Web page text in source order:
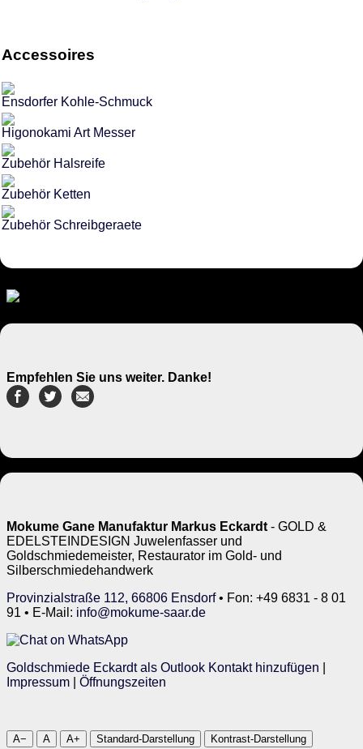
Accessoires
Ensdorfer Kohle-Schmuck
Higonokami Art Messer
Zubehör Halsreife
Zubehör Ketten
Zubehör Schreibgeraete
Empfehlen Sie uns weiter. Danke!
Mokume Gane Manufaktur Markus Eckardt - GOLD &
EDELSTEINDESIGN Juwelenfasser und
Goldschmiedemeister, Restaurator im Gold- und
Silberschmiedehandwerk
Provinzialstraße 112, 66806 Ensdorf• Fon: +49 6831 - 8 01
91 • E-Mail: info@mokume-saar.de
Goldschmiede Eckardt als Outlook Kontakt hinzufügen
Impressum
Öffnungszeiten
A− A A+ Standard-Darstellung Kontrast-Darstellung